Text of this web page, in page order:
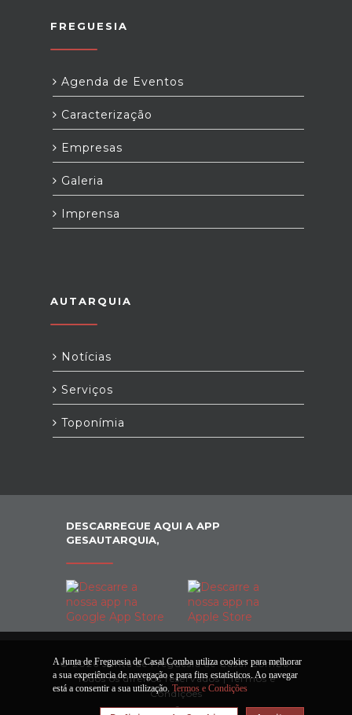
FREGUESIA
Agenda de Eventos
Caracterização
Empresas
Galeria
Imprensa
AUTARQUIA
Notícias
Serviços
Toponímia
DESCARREGUE AQUI A APP
GESAUTARQUIA,
© 2026 Junta de Freguesia de Casal Comba.
Todos os direitos reservados |Termos e
Condições
A Junta de Freguesia de Casal Comba utiliza cookies para melhorar
a sua experiência de navegação e para fins estatísticos. Ao navegar
está a consentir a sua utilização. Termos e Condições